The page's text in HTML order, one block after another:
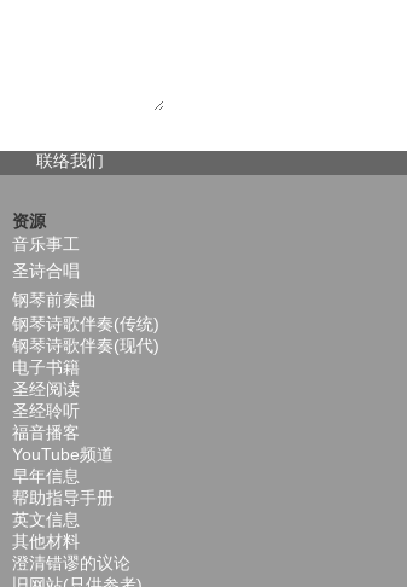
联络我们
资源
音乐事工
圣诗合唱
钢琴前奏曲
钢琴诗歌伴奏(传统)
钢琴诗歌伴奏(现代)
电子书籍
圣经阅读
圣经聆听
福音播客
YouTube频道
早年信息
帮助指导手册
英文信息
其他材料
澄清错谬的议论